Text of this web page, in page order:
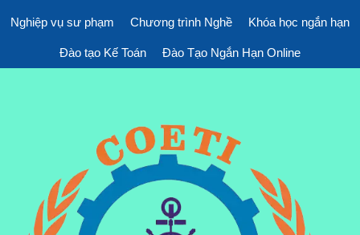
Nghiệp vụ sư phạm Chương trình Nghề Khóa học ngắn hạn
Đào tạo Kế Toán Đào Tạo Ngắn Hạn Online